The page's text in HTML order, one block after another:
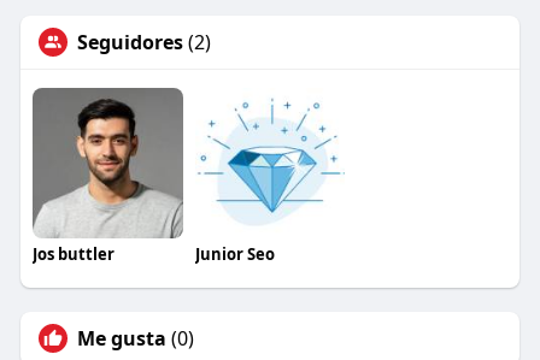
Seguidores(2)
Jos buttler Junior Seo
Me gusta (0)